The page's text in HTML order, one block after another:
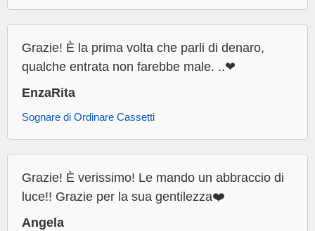
Grazie! È la prima volta che parli di denaro,
qualche entrata non farebbe male. ..❤
EnzaRita
Sognare di Ordinare Cassetti
Grazie! È verissimo! Le mando un abbraccio di
luce!! Grazie per la sua gentilezza❤️
Angela